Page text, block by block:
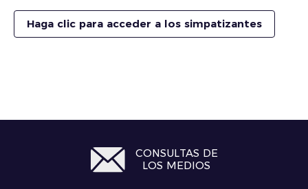
Haga clic para acceder a los simpatizantes
CONSULTAS DE
LOS MEDIOS